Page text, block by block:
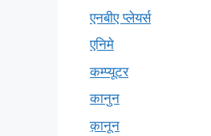
एनबीए प्लेयर्स
एनिमे
कम्प्यूटर
कानुन
क़ानून